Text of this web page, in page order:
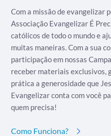
Com a missão de evangelizar
Associação Evangelizar É
católicos de todo o mundo e
muitas maneiras. Com a sua
participação em nossas
receber materiais exclusivos,
prática a generosidade que
Evangelizar conta com você
quem precisa!
Como Funciona?